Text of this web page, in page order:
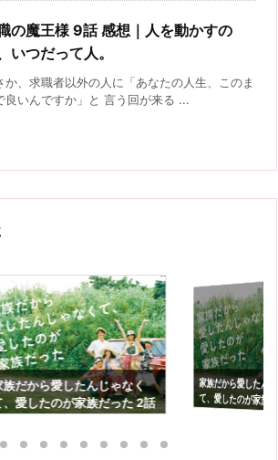
の魔王様 9話 感想｜人を動かすの
いつだって人。
か、求職者以外の人に「あなたの人生、このま
良いんですか」と 言う回が来る ...
族だから愛したんじゃなく
、愛したのが家族だった 2話
るようにしたい
家族だから愛したん
て、愛したのが家族だ
感想｜可哀想なのか